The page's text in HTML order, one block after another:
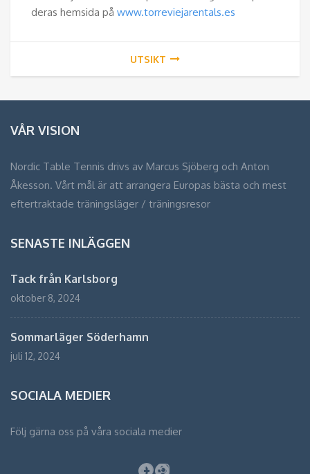
deras hemsida på www.torreviejarentals.es
UTSIKT
VÅR VISION
Nordic Table Tennis drivs av Marcus Sjöberg och Anton
Åkesson. Vårt mål är att arrangera Europas bästa och mest
eftertraktade träningsläger / träningsresor
SENASTE INLÄGGEN
Tack från Karlsborg
oktober 8, 2024
Sommarläger Söderhamn
juli 12, 2024
SOCIALA MEDIER
Följ gärna oss på våra sociala medier
Facebook
Instagram